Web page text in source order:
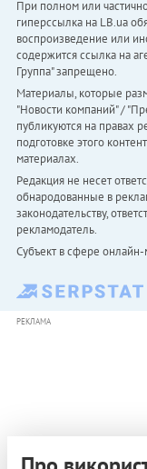
При полном или
гиперссылка на LB.ua
воспроизведение или
содержится ссылка на
Группа" запрещено.
Материалы, которые
"Новости компаний" /
публикуются на правах
подготовке этого
материалах.
Редакция не несет
обнародованные в
законодательству,
рекламодатель.
Субъект в сфере
РЕКЛАМА